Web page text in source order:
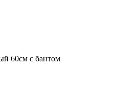
60см с бантом